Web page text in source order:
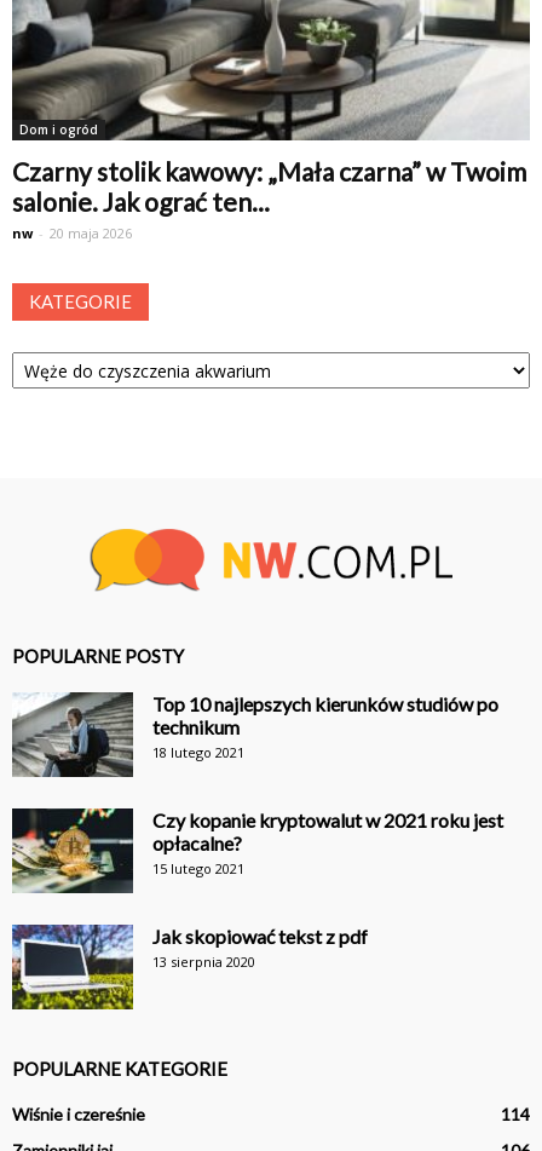
Dom i ogród
Czarny stolik kawowy: „Mała czarna” w Twoim
salonie. Jak ograć ten...
nw - 20 maja 2026
KATEGORIE
Kategorie
POPULARNE POSTY
Top 10 najlepszych kierunków studiów po
technikum
18 lutego 2021
Czy kopanie kryptowalut w 2021 roku jest
opłacalne?
15 lutego 2021
Jak skopiować tekst z pdf
13 sierpnia 2020
POPULARNE KATEGORIE
Wiśnie i czereśnie
114